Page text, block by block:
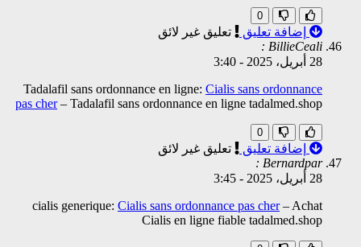
0
إضافة تعليق
تعليق غير لائق
BillieCeali :
28 أبريل، 2025
-
3:40
Tadalafil sans ordonnance en ligne: Cialis sans ordonnance
pas cher– Tadalafil sans ordonnance en ligne tadalmed.shop
0
إضافة تعليق
تعليق غير لائق
Bernardpar :
28 أبريل، 2025
-
3:45
cialis generique: Cialis sans ordonnance pas cher– Achat
Cialis en ligne fiable tadalmed.shop